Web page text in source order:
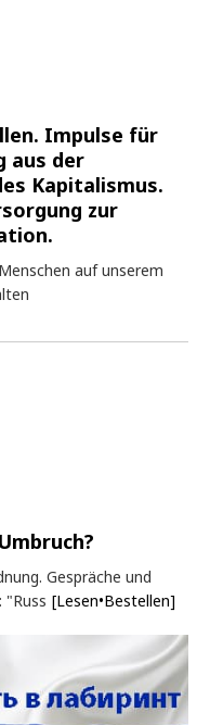
Impulse für
aus der
Kapitalismus.
zur
auf unserem
Gespräche und
[Lesen•Bestellen]